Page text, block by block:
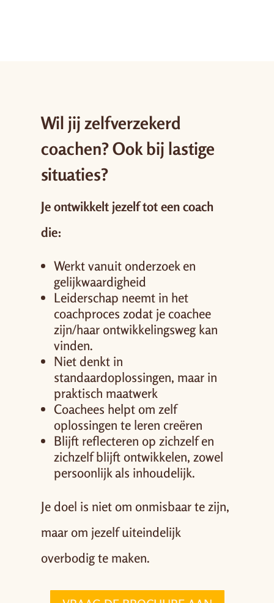
Wil jij zelfverzekerd
coachen? Ook bij lastige
situaties?
Je ontwikkelt jezelf tot een coach
die:
Werkt vanuit onderzoek en
gelijkwaardigheid
Leiderschap neemt in het
coachproces zodat je coachee
zijn/haar ontwikkelingsweg kan
vinden.
Niet denkt in
standaardoplossingen, maar in
praktisch maatwerk
Coachees helpt om zelf
oplossingen te leren creëren
Blijft reflecteren op zichzelf en
zichzelf blijft ontwikkelen, zowel
persoonlijk als inhoudelijk.
Je doel is niet om onmisbaar te zijn,
maar om jezelf uiteindelijk
overbodig te maken.